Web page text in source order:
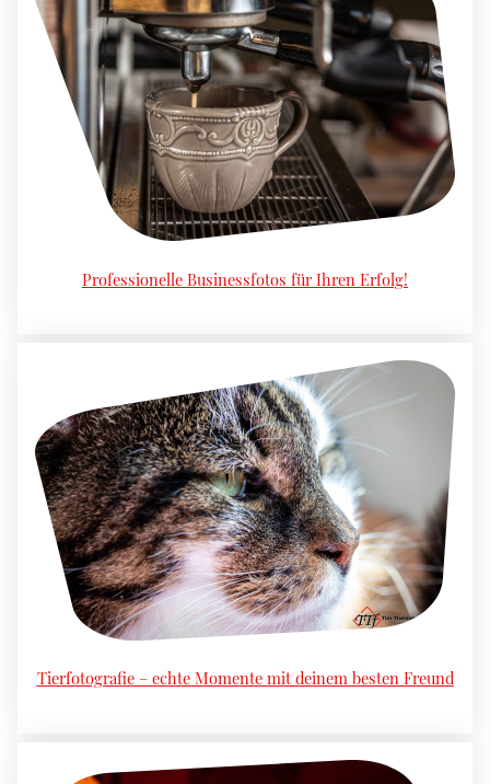
Professionelle Businessfotos für Ihren Erfolg!
Tierfotografie – echte Momente mit deinem besten Freund